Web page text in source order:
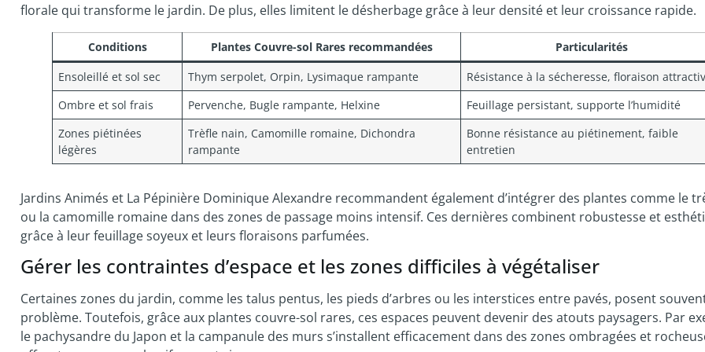
florale qui transforme le jardin. De plus, elles limitent le désherbage grâce à leur densité et leur croissance rapide.
Conditions Plantes Couvre-sol Rares recommandées
Particularités
Ensoleillé et sol sec
Thym serpolet, Orpin, Lysimaque rampante
Résistance à la sécheresse, floraison
Ombre et sol frais
Pervenche, Bugle rampante, Helxine
Feuillage persistant, supporte l’humidité
Zones piétinées
légères
Trèfle nain, Camomille romaine, Dichondra
rampante
Bonne résistance au piétinement, faible
entretien
Jardins Animés et La Pépinière Dominique Alexandre recommandent également d’intégrer des plantes comme le
ou la camomille romaine dans des zones de passage moins intensif. Ces dernières combinent robustesse et
grâce à leur feuillage soyeux et leurs floraisons parfumées.
Gérer les contraintes d’espace et les zones difficiles à végétaliser
Certaines zones du jardin, comme les talus pentus, les pieds d’arbres ou les interstices entre pavés, posent
problème. Toutefois, grâce aux plantes couvre-sol rares, ces espaces peuvent devenir des atouts paysagers. Par
le pachysandre du Japon et la campanule des murs s’installent efficacement dans des zones ombragées et